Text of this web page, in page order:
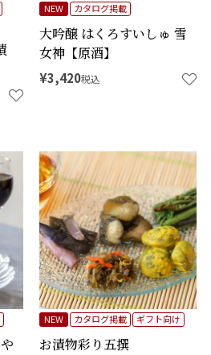
大吟醸 はくろすいしゅ 雪
女神【原酒】
NEW カタログ掲載
¥3,420税込
お漬物彩り五撰
NEW カタログ掲載 ギフト向け